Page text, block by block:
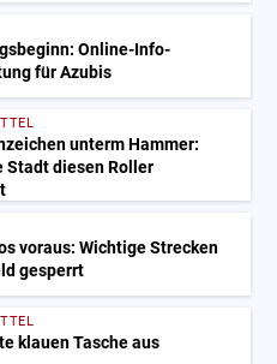
Online-Info-
für Azubis
unterm Hammer:
Stadt diesen Roller
voraus: Wichtige Strecken
gesperrt
klauen Tasche aus